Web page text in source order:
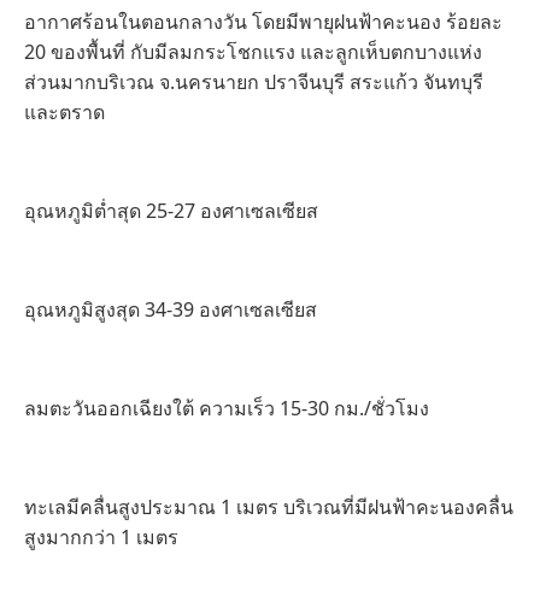
อากาศร้อนในตอนกลางวัน โดยมีพายุฝนฟ้าคะนอง ร้อยละ
20 ของพื้นที่ กับมีลมกระโชกแรง และลูกเห็บตกบางแห่ง
ส่วนมากบริเวณ จ.นครนายก ปราจีนบุรี สระแก้ว จันทบุรี
และตราด
อุณหภูมิต่ำสุด 25-27 องศาเซลเซียส
อุณหภูมิสูงสุด 34-39 องศาเซลเซียส
ลมตะวันออกเฉียงใต้ ความเร็ว 15-30 กม./ชั่วโมง
ทะเลมีคลื่นสูงประมาณ 1 เมตร บริเวณที่มีฝนฟ้าคะนองคลื่น
สูงมากกว่า 1 เมตร